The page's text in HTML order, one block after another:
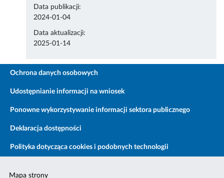
Data publikacji:
2024-01-04
Data aktualizacji:
2025-01-14
Ochrona danych osobowych
Udostępnianie informacji na wniosek
Ponowne wykorzystywanie informacji sektora publicznego
Deklaracja dostępności
Polityka dotycząca cookies i podobnych technologii
Mapa strony